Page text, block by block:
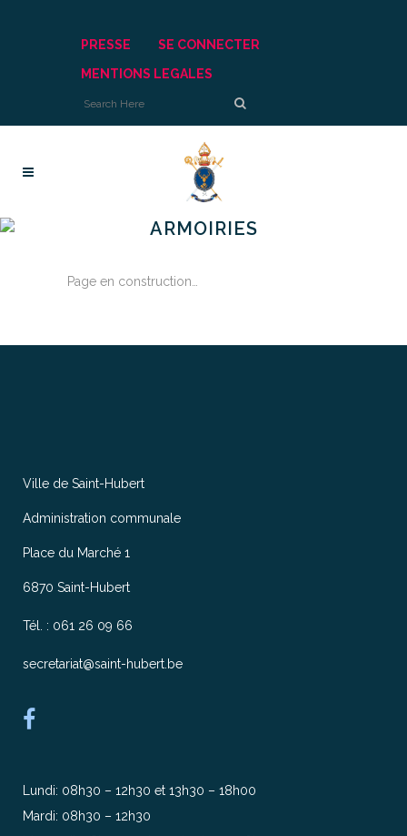
PRESSE
SE CONNECTER
MENTIONS LEGALES
ARMOIRIES
Page en construction…
Ville de Saint-Hubert
Administration communale
Place du Marché 1
6870 Saint-Hubert
Tél. : 061 26 09 66
secretariat@saint-hubert.be
Lundi: 08h30 – 12h30 et 13h30 – 18h00
Mardi: 08h30 – 12h30